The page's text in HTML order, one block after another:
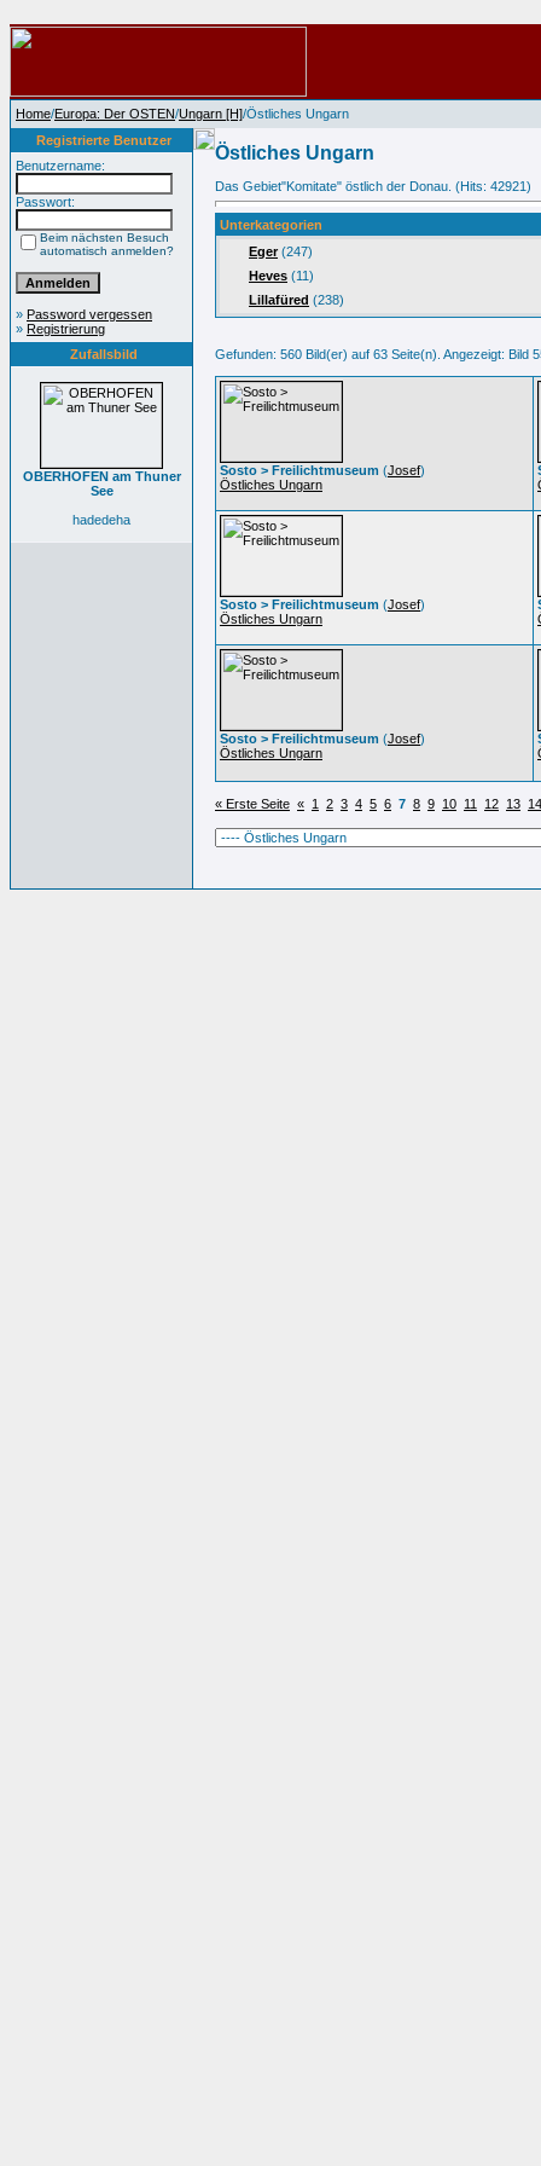
Home/Europa: Der OSTEN/Ungarn [H]/Östliches Ungarn
Registrierte Benutzer
Benutzername:
Passwort:
Beim nächsten Besuch
automatisch anmelden?
» Password vergessen
» Registrierung
Zufallsbild
OBERHOFEN am Thuner
See
hadedeha
Östliches Ungarn
Das Gebiet"Komitate" östlich der Donau. (Hits: 42921)
Unterkategorien
Eger(247)
Heves (11)
Lillafüred (238)
Gefunden: 560 Bild(er) auf 63 Seite(n). Angezeigt: Bild
Sosto > Freilichtmuseum (Josef)
Östliches Ungarn
Sosto > Freilichtmuseum (Josef)
Östliches Ungarn
Sosto > Freilichtmuseum (Josef)
Östliches Ungarn
« Erste Seite « 1 2 3 4 5 6 7 8 9 10 11 12 13 14